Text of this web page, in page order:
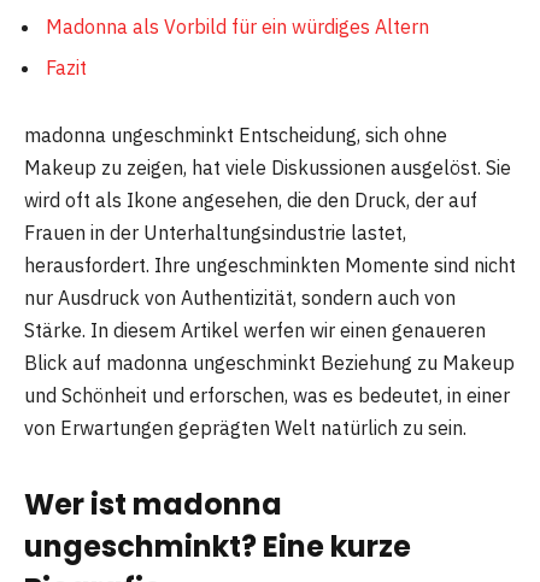
Madonna als Vorbild für ein würdiges Altern
Fazit
madonna ungeschminkt Entscheidung, sich ohne
Makeup zu zeigen, hat viele Diskussionen ausgelöst. Sie
wird oft als Ikone angesehen, die den Druck, der auf
Frauen in der Unterhaltungsindustrie lastet,
herausfordert. Ihre ungeschminkten Momente sind nicht
nur Ausdruck von Authentizität, sondern auch von
Stärke. In diesem Artikel werfen wir einen genaueren
Blick auf madonna ungeschminkt Beziehung zu Makeup
und Schönheit und erforschen, was es bedeutet, in einer
von Erwartungen geprägten Welt natürlich zu sein.
Wer ist madonna
ungeschminkt? Eine kurze